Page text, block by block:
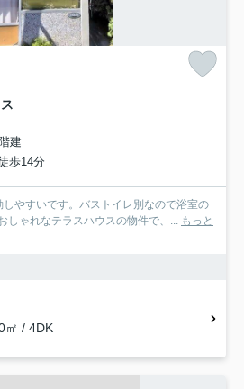
建
歩14分
やすいです。バストイレ別なので浴室の
しゃれなテラスハウスの物件で、... もっと
㎡ / 4DK